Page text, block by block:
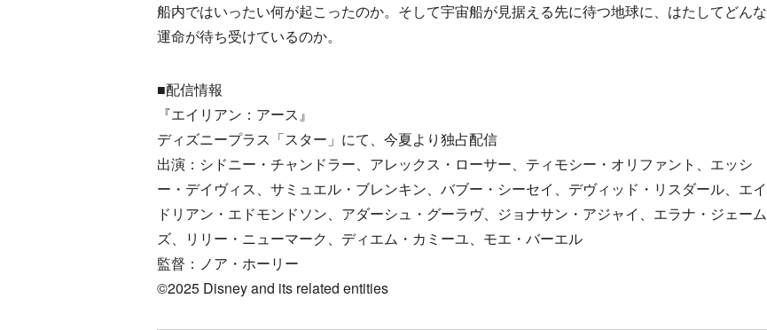
船内ではいったい何が起こったのか。そして宇宙船が見据える先に待つ地球に、はたしてどんな
運命が待ち受けているのか。
■配信情報
『エイリアン：アース』
ディズニープラス「スター」にて、今夏より独占配信
出演：シドニー・チャンドラー、アレックス・ローサー、ティモシー・オリファント、エッシ
ー・デイヴィス、サミュエル・ブレンキン、バブー・シーセイ、デヴィッド・リスダール、エイ
ドリアン・エドモンドソン、アダーシュ・グーラヴ、ジョナサン・アジャイ、エラナ・ジェーム
ズ、リリー・ニューマーク、ディエム・カミーユ、モエ・バーエル
監督：ノア・ホーリー
©2025 Disney and its related entities